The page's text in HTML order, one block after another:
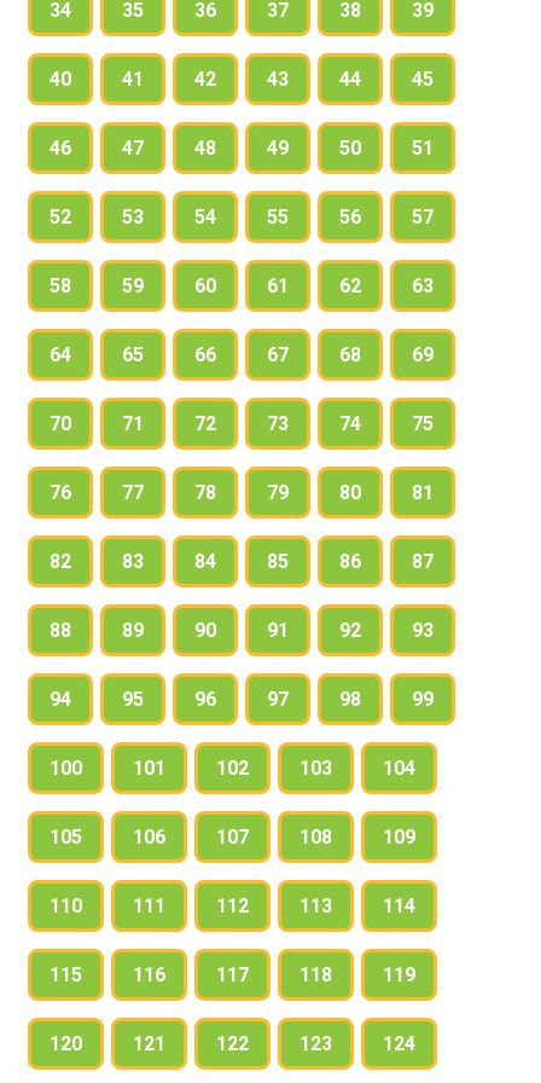
34 35 36 37 38 39
40 41 42 43 44 45
46 47 48 49 50 51
52 53 54 55 56 57
58 59 60 61 62 63
64 65 66 67 68 69
70 71 72 73 74 75
76 77 78 79 80 81
82 83 84 85 86 87
88 89 90 91 92 93
94 95 96 97 98 99
100 101 102 103 104
105 106 107 108 109
110 111 112 113 114
115 116 117 118 119
120 121 122 123 124